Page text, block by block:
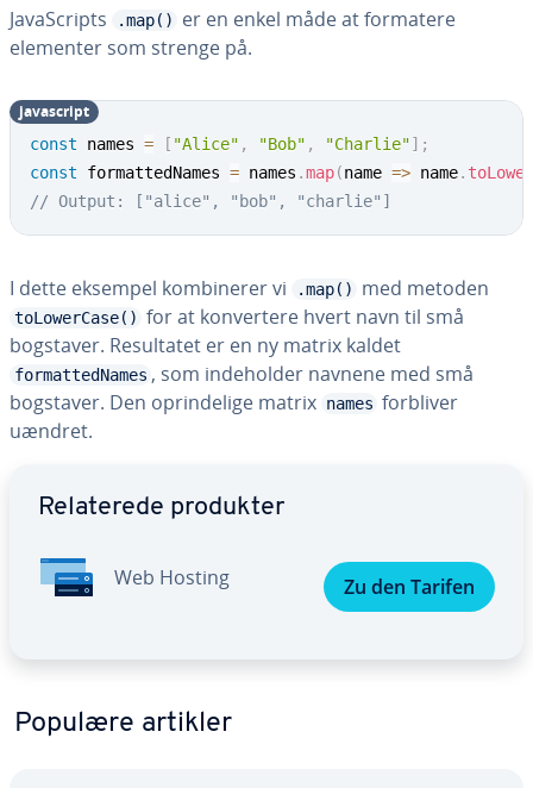
Ja­va­Scripts .map()
er en enkel måde at formatere
elementer som strenge på.
const names = [ "Alice" , "Bob" , "Charlie"] ;
const formattedNames = names .map(name => name.
// Output: ["alice", "bob", "charlie"]
ja­va­script
I dette eksempel kom­bi­ne­rer vi .map() med metoden
toLowerCase() for at kon­ver­te­re hvert navn til små
bogstaver. Re­sul­ta­tet er en ny matrix kaldet
formattedNames , som in­de­hol­der navnene med små
bogstaver. Den op­rin­de­li­ge matrix names forbliver
uændret.
Re­la­te­re­de produkter
Web Hosting Zu den Tarifen
Populære artikler